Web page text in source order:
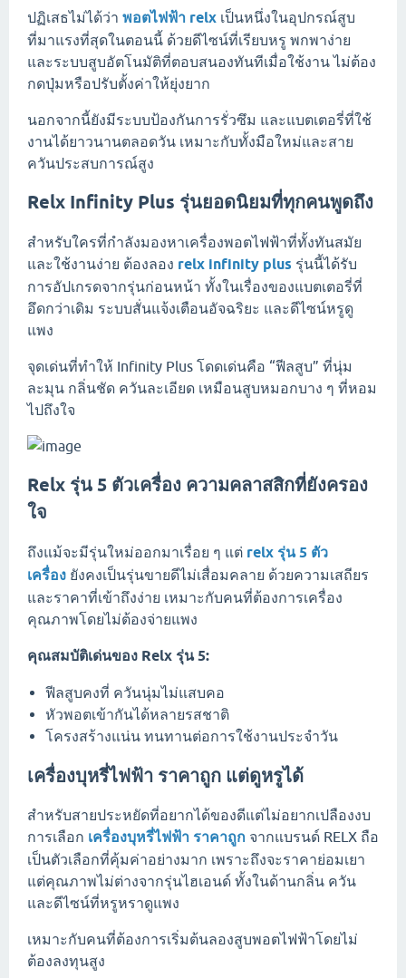
ปฏิเสธไม่ได้ว่า พอตไฟฟ้า relx เป็นหนึ่งในอุปกรณ์สูบ
ที่มาแรงที่สุดในตอนนี้ ด้วยดีไซน์ที่เรียบหรู พกพาง่าย
และระบบสูบอัตโนมัติที่ตอบสนองทันทีเมื่อใช้งาน ไม่ต้อง
กดปุ่มหรือปรับตั้งค่าให้ยุ่งยาก
นอกจากนี้ยังมีระบบป้องกันการรั่วซึม และแบตเตอรี่ที่ใช้
งานได้ยาวนานตลอดวัน เหมาะกับทั้งมือใหม่และสาย
ควันประสบการณ์สูง
Relx Infinity Plus รุ่นยอดนิยมที่ทุกคนพูดถึง
สำหรับใครที่กำลังมองหาเครื่องพอตไฟฟ้าที่ทั้งทันสมัย
และใช้งานง่าย ต้องลอง relx infinity plus รุ่นนี้ได้รับ
การอัปเกรดจากรุ่นก่อนหน้า ทั้งในเรื่องของแบตเตอรี่ที่
อึดกว่าเดิม ระบบสั่นแจ้งเตือนอัจฉริยะ และดีไซน์หรูดู
แพง
จุดเด่นที่ทำให้ Infinity Plus โดดเด่นคือ “ฟีลสูบ” ที่นุ่ม
ละมุน กลิ่นชัด ควันละเอียด เหมือนสูบหมอกบาง ๆ ที่หอม
ไปถึงใจ
Relx รุ่น 5 ตัวเครื่อง ความคลาสสิกที่ยังครอง
ใจ
ถึงแม้จะมีรุ่นใหม่ออกมาเรื่อย ๆ แต่ relx รุ่น 5 ตัว
เครื่อง ยังคงเป็นรุ่นขายดีไม่เสื่อมคลาย ด้วยความเสถียร
และราคาที่เข้าถึงง่าย เหมาะกับคนที่ต้องการเครื่อง
คุณภาพโดยไม่ต้องจ่ายแพง
คุณสมบัติเด่นของ Relx รุ่น 5:
ฟีลสูบคงที่ ควันนุ่มไม่แสบคอ
หัวพอตเข้ากันได้หลายรสชาติ
โครงสร้างแน่น ทนทานต่อการใช้งานประจำวัน
เครื่องบุหรี่ไฟฟ้า ราคาถูก แต่ดูหรูได้
สำหรับสายประหยัดที่อยากได้ของดีแต่ไม่อยากเปลืองงบ
การเลือก เครื่องบุหรี่ไฟฟ้า ราคาถูก จากแบรนด์ RELX ถือ
เป็นตัวเลือกที่คุ้มค่าอย่างมาก เพราะถึงจะราคาย่อมเยา
แต่คุณภาพไม่ต่างจากรุ่นไฮเอนด์ ทั้งในด้านกลิ่น ควัน
และดีไซน์ที่หรูหราดูแพง
เหมาะกับคนที่ต้องการเริ่มต้นลองสูบพอตไฟฟ้าโดยไม่
ต้องลงทุนสูง